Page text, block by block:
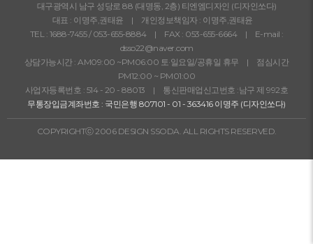
대구광역시 남구 성당로 88 (대명동, 2층) 티엔엠디자인 (디자인쏘다)
대표 : 이명주,권태윤 | 개인정보책임자 : 이명주,권태윤
TEL : 1688-7455/ 053-655-8884| FAX : 053-655-6664 | E-mail :
dsso22@naver.com
상담가능시간 : AM09:00 ~PM06:00 토·일요일/공휴일 휴무 | 점심시간
PM12:00 ~ PM01:00
사업자등록번호 : 514 - 20 - 88013 | 통신판매업신고번호 :남구 제 992호
무통장입금계좌번호 : 국민은행 807101 - 01 - 363416 이명주 (디자인쏘다)
COPYRIGHTⓒ 2006 DESIGN SSODA. ALL RIGHTS RESERVED.